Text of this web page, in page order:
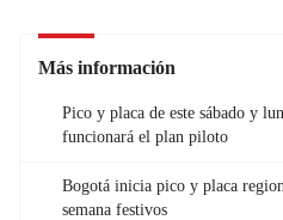
Más información
Pico y placa de este sábado y
funcionará el plan piloto
Bogotá inicia pico y placa
semana festivos